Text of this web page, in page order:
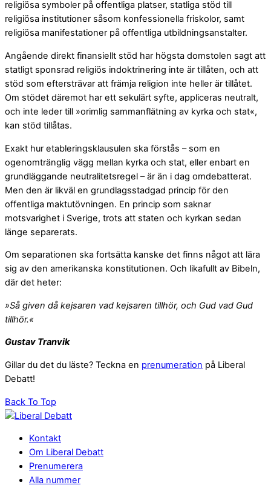
religiösa symboler på offentliga platser, statliga stöd till
religiösa institutioner såsom konfessionella friskolor, samt
religiösa manifestationer på offentliga utbildningsanstalter.
Angående direkt finansiellt stöd har högsta domstolen sagt att
statligt sponsrad religiös indoktrinering inte är tillåten, och att
stöd som eftersträvar att främja religion inte heller är tillåtet.
Om stödet däremot har ett sekulärt syfte, appliceras neutralt,
och inte leder till »orimlig sammanflätning av kyrka och stat«,
kan stöd tillåtas.
Exakt hur etableringsklausulen ska förstås – som en
ogenomtränglig vägg mellan kyrka och stat, eller enbart en
grundläggande neutralitetsregel – är än i dag omdebatterat.
Men den är likväl en grundlagsstadgad princip för den
offentliga maktutövningen. En princip som saknar
motsvarighet i Sverige, trots att staten och kyrkan sedan
länge separerats.
Om separationen ska fortsätta kanske det finns något att lära
sig av den amerikanska konstitutionen. Och likafullt av Bibeln,
där det heter:
»Så given då kejsaren vad kejsaren tillhör, och Gud vad Gud
tillhör.«
Gustav Tranvik
Gillar du det du läste? Teckna en prenumeration på Liberal
Debatt!
Back To Top
Kontakt
Om Liberal Debatt
Prenumerera
Alla nummer